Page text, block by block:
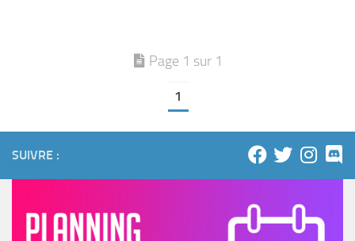
Page 1 sur 1
1
SUIVRE :